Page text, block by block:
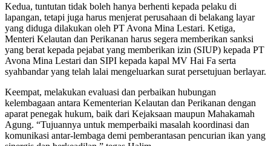
Kedua, tuntutan tidak boleh hanya berhenti kepada pelaku di
lapangan, tetapi juga harus menjerat perusahaan di belakang layar
yang diduga dilakukan oleh PT Avona Mina Lestari. Ketiga,
Menteri Kelautan dan Perikanan harus segera memberikan sanksi
yang berat kepada pejabat yang memberikan izin (SIUP) kepada PT
Avona Mina Lestari dan SIPI kepada kapal MV Hai Fa serta
syahbandar yang telah lalai mengeluarkan surat persetujuan berlayar.
Keempat, melakukan evaluasi dan perbaikan hubungan
kelembagaan antara Kementerian Kelautan dan Perikanan dengan
aparat penegak hukum, baik dari Kejaksaan maupun Mahakamah
Agung. “Tujuannya untuk memperbaiki masalah koordinasi dan
komunikasi antar-lembaga demi pemberantasan pencurian ikan yang